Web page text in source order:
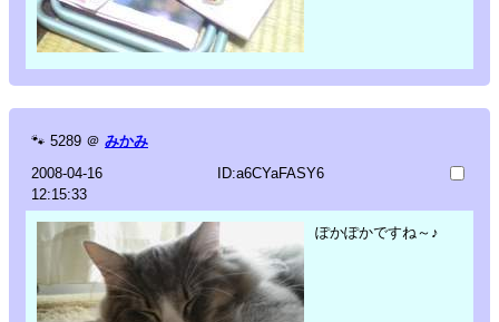
🐾 5289 ＠ みかみ
2008-04-16
12:15:33
ID:a6CYaFASY6
ぽかぽかですね～♪